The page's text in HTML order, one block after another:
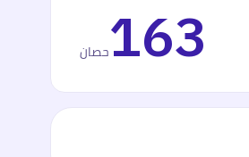
163حصان